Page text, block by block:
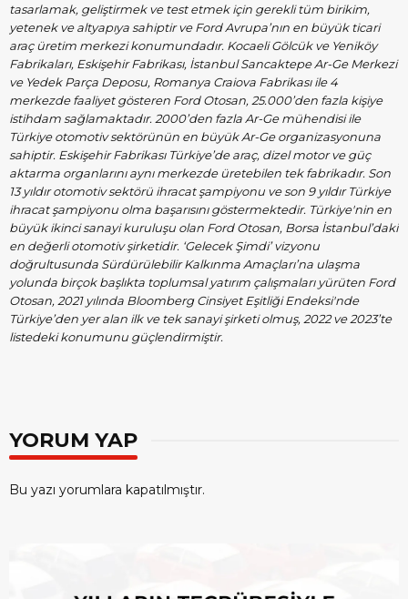
tasarlamak, geliştirmek ve test etmek için gerekli tüm birikim,
yetenek ve altyapıya sahiptir ve Ford Avrupa’nın en büyük ticari
araç üretim merkezi konumundadır. Kocaeli Gölcük ve Yeniköy
Fabrikaları, Eskişehir Fabrikası, İstanbul Sancaktepe Ar-Ge Merkezi
ve Yedek Parça Deposu, Romanya Craiova Fabrikası ile 4
merkezde faaliyet gösteren Ford Otosan, 25.000’den fazla kişiye
istihdam sağlamaktadır. 2000’den fazla Ar-Ge mühendisi ile
Türkiye otomotiv sektörünün en büyük Ar-Ge organizasyonuna
sahiptir. Eskişehir Fabrikası Türkiye’de araç, dizel motor ve güç
aktarma organlarını aynı merkezde üretebilen tek fabrikadır. Son
13 yıldır otomotiv sektörü ihracat şampiyonu ve son 9 yıldır Türkiye
ihracat şampiyonu olma başarısını göstermektedir. Türkiye'nin en
büyük ikinci sanayi kuruluşu olan Ford Otosan, Borsa İstanbul’daki
en değerli otomotiv şirketidir. ‘Gelecek Şimdi’ vizyonu
doğrultusunda Sürdürülebilir Kalkınma Amaçları’na ulaşma
yolunda birçok başlıkta toplumsal yatırım çalışmaları yürüten Ford
Otosan, 2021 yılında Bloomberg Cinsiyet Eşitliği Endeksi'nde
Türkiye’den yer alan ilk ve tek sanayi şirketi olmuş, 2022 ve 2023’te
listedeki konumunu güçlendirmiştir.
YORUM YAP
Bu yazı yorumlara kapatılmıştır.